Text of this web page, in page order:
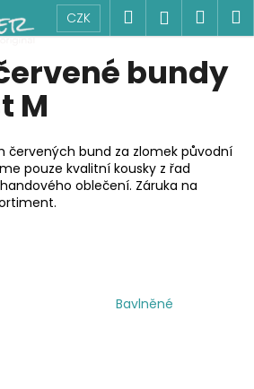
CZK Hledat
bundy
M
červených bund za zlomek původní
pouze kvalitní kousky z řad
oblečení. Záruka na
Bavlněné